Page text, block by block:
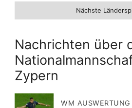
Nächste
Nachrichten über
Zypern
WM AUSWERTUNG